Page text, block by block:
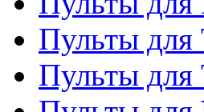
Пульты
Пульты